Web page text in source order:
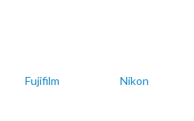
Fujifilm Nikon